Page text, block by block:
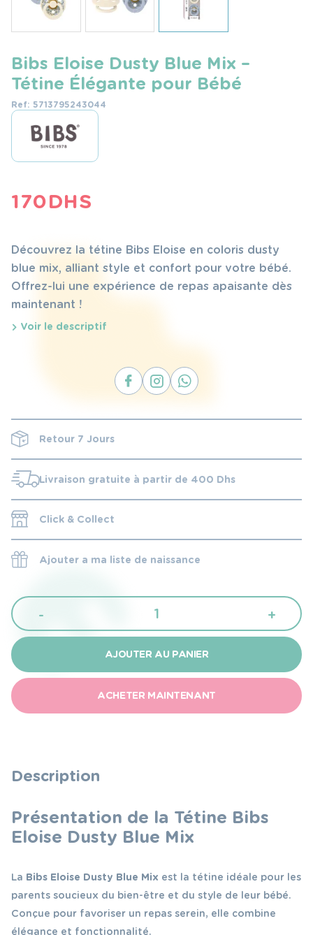
Bibs Eloise Dusty Blue Mix –
Tétine Élégante pour Bébé
Ref: 5713795243044
170DHS
Découvrez la tétine Bibs Eloise en coloris dusty
blue mix, alliant style et confort pour votre bébé.
Offrez-lui une expérience de repas apaisante dès
maintenant !
Voir le descriptif
Retour 7 Jours
Livraison gratuite à partir de 400 Dhs
Click & Collect
Ajouter a ma liste de naissance
-
quantité
de
Bibs
Eloise
Dusty
Blue
Élégante
Bébé
+
AJOUTER AU PANIER
ACHETER MAINTENANT
Description
Présentation de la Tétine Bibs
Eloise Dusty Blue Mix
La Bibs Eloise Dusty Blue Mix est la tétine idéale pour les
parents soucieux du bien-être et du style de leur bébé.
Conçue pour favoriser un repas serein, elle combine
élégance et fonctionnalité.